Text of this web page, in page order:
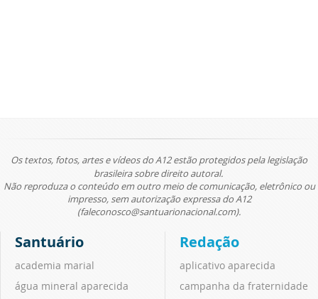
Os textos, fotos, artes e vídeos do A12 estão protegidos pela legislação
brasileira sobre direito autoral.
Não reproduza o conteúdo em outro meio de comunicação, eletrônico ou
impresso, sem autorização expressa do A12
(faleconosco@santuarionacional.com).
Santuário
academia marial
água mineral aparecida
Redação
aplicativo aparecida
campanha da fraternidade